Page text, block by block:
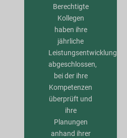
Berechtigte
Kollegen
haben ihre
jährliche
abgeschlossen,
bei der ihre
Kompetenzen
überprüft und
ihre
Planungen
anhand ihrer